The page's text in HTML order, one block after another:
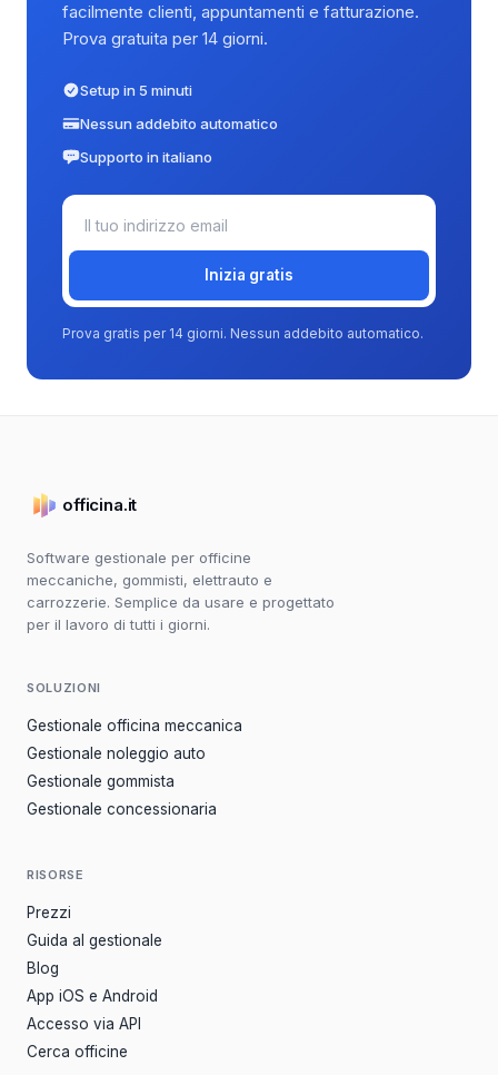
facilmente clienti, appuntamenti e fatturazione.
Prova gratuita per 14 giorni.
Setup in 5 minuti
Nessun addebito automatico
Supporto in italiano
Inizia gratis
Prova gratis per 14 giorni. Nessun addebito automatico.
officina.it
Software gestionale per officine
meccaniche, gommisti, elettrauto e
carrozzerie. Semplice da usare e progettato
per il lavoro di tutti i giorni.
SOLUZIONI
Gestionale officina meccanica
Gestionale noleggio auto
Gestionale gommista
Gestionale concessionaria
RISORSE
Prezzi
Guida al gestionale
Blog
App iOS e Android
Accesso via API
Cerca officine